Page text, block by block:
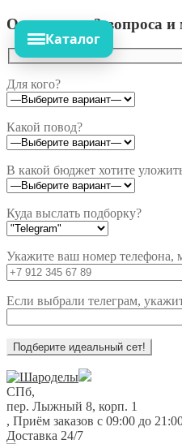
Ответьте на 3 вопроса
Для кого?
Какой повод?
В какой бюджет хотите
Куда выслать подборку?
Укажите ваш номер
Если выбрали телеграм,
Перейти
к
навигации
Перейти
к
содержимому
СПб,
пер. Лыжный 8, корп. 1
, Приём заказов с 09:00 до
Доставка 24/7
Каталог